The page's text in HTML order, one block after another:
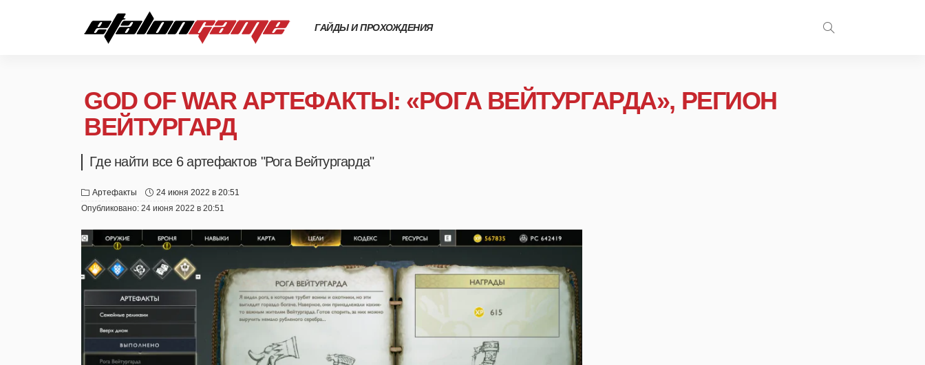
ГАЙДЫ И ПРОХОЖДЕНИЯ
GOD OF WAR АРТЕФАКТЫ: «РОГА ВЕЙТУРГАРДА», РЕГИОН
ВЕЙТУРГАРД
Где найти все 6 артефактов "Рога Вейтургарда"
Артефакты
24 июня 2022 в 20:51
Опубликовано: 24 июня 2022 в 20:51